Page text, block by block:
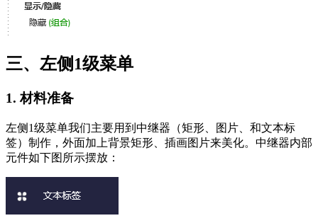
三、左侧1级菜单
1. 材料准备
左侧1级菜单我们主要用到中继器（矩形、图片、和文本标
签）制作，外面加上背景矩形、插画图片来美化。中继器内部
元件如下图所示摆放：